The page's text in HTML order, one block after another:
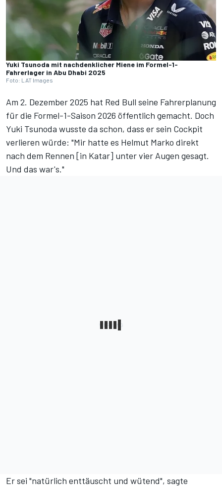
Yuki Tsunoda mit nachdenklicher Miene im Formel-1-
Fahrerlager in Abu Dhabi 2025
Foto: LAT Images
Am 2. Dezember 2025 hat Red Bull seine Fahrerplanung
für die Formel-1-Saison 2026 öffentlich gemacht. Doch
Yuki Tsunoda wusste da schon, dass er sein Cockpit
verlieren würde: "Mir hatte es Helmut Marko direkt
nach dem Rennen [in Katar] unter vier Augen gesagt.
Und das war's."
Er sei "natürlich enttäuscht und wütend", sagte